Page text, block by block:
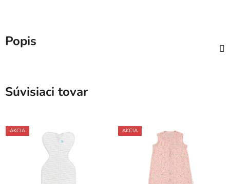
Popis
Súvisiaci tovar
AKCIA AKCIA